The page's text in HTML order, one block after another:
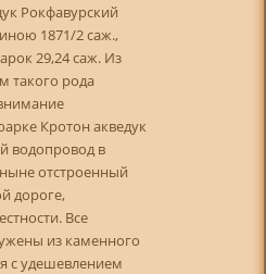
Рокфавурский
1871/2 саж.,
29,24 саж. Из
такого рода
Кротон акведук
водопровод в
отстроенный
дороге,
Все
из каменного
с удешевлением